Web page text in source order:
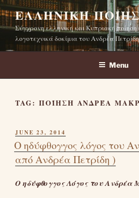
Skip
to
content
ΕΛΛΗΝΙΚΉ
Σύγχρονη ελληνική και Κυπριακή ποίηση
λογοτεχνικά δοκίμια του Ανδρέα Πετρίδη
Menu
TAG: ΠΟΊΗΣΗ ΑΝΔΡΈΑ
POSTED
ON
JUNE 23, 2014
Ο ηδύφθογγος λόγος του
από Ανδρέα Πετρίδη )
Ο ηδύφθογγος Λόγος του Ανδρέα